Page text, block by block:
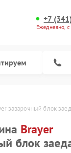
+7
Ежедневно,
заварочный блок
Brayer
блок